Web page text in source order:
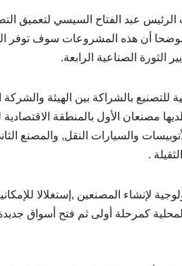
عبد الفتاح السيسي لتعميق
موضحا أن هذه المشروعات سوف
الثورة الصناعية الرابعة.
بالشراكة بين الهيئة
مصنعان الأول بالمنطقة
والسيارات النقل, والمصنع
.
لإنشاء المصنعين ,إستغلالا
كمرحلة أولى ثم فتح أسواق